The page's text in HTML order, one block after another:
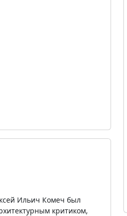
Ильич Комеч был
критиком,